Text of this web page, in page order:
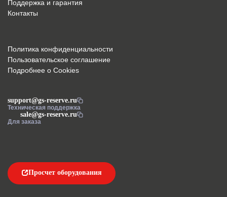
support@gs-reserve.ru
Техническая поддержка
sale@gs-reserve.ru
Для заказа
Поддержка и гарантия
Контакты
Просчет оборудования
Политика конфиденциальности
Пользовательское соглашение
Подробнее о Cookies